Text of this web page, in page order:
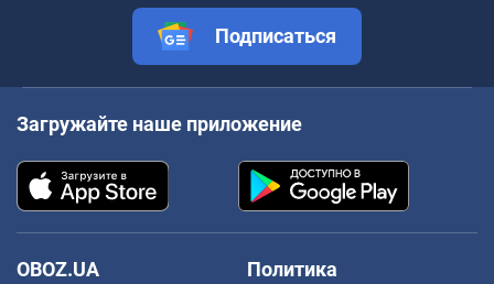
Подписаться
Загружайте наше приложение
OBOZ.UA
Политика